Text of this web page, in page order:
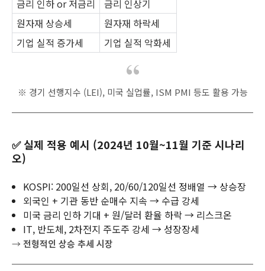
금리 인하 or 저금리
금리 인상기
원자재 상승세
원자재 하락세
기업 실적 증가세
기업 실적 악화세
※ 경기 선행지수 (LEI), 미국 실업률, ISM PMI 등도 활용 가능
✅ 실제 적용 예시 (2024년 10월~11월 기준 시나리
오)
KOSPI: 200일선 상회, 20/60/120일선 정배열 → 상승장
외국인 + 기관 동반 순매수 지속 → 수급 강세
미국 금리 인하 기대 + 원/달러 환율 하락 → 리스크온
IT, 반도체, 2차전지 주도주 강세 → 성장장세
→전형적인 상승 추세 시장